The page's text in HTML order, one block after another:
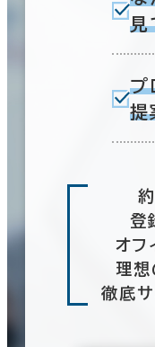
見
プ
提
登
オフ
理想
徹底サ